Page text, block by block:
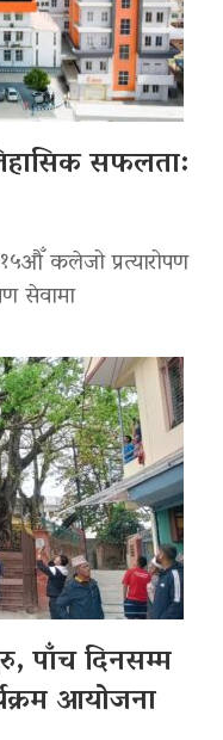
सफलता:
कलेजो प्रत्यारोपण
सेवामा
पाँच दिनसम्म
आयोजना